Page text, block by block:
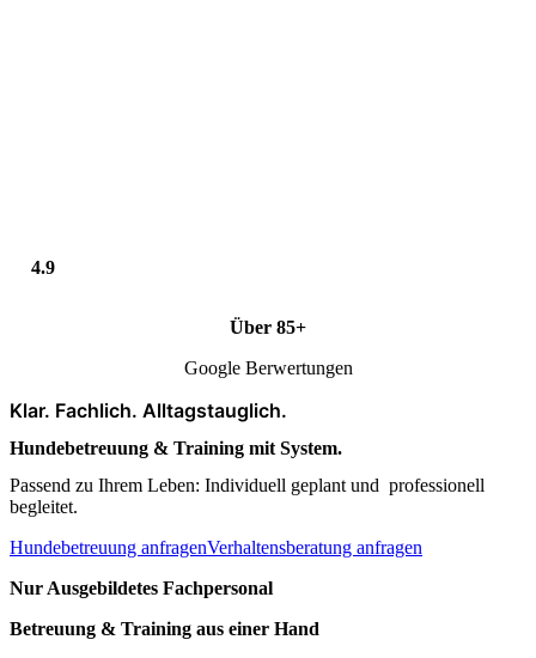
4.9
Über 85+
Google Berwertungen
Klar. Fachlich. Alltagstauglich.
Hundebetreuung & Training mit System.
Passend zu Ihrem Leben: Individuell geplant und professionell
begleitet.
Hundebetreuung anfragenVerhaltensberatung anfragen
Nur Ausgebildetes Fachpersonal
Betreuung & Training aus einer Hand